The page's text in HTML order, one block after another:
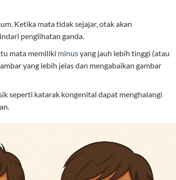
Ketika mata tidak sejajar, otak akan
penglihatan ganda.
mata memiliki minusyang jauh lebih tinggi (atau
yang lebih jelas dan mengabaikan gambar
seperti katarak kongenital dapat menghalangi